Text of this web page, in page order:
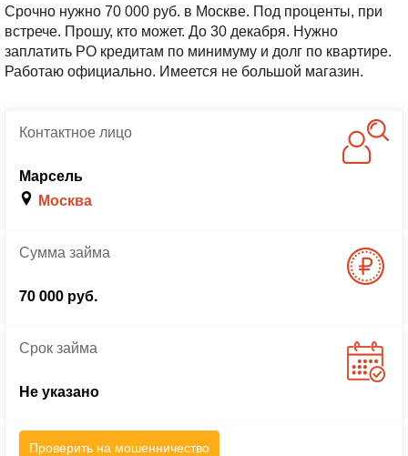
Срочно нужно 70 000 руб. в Москве. Под проценты, при
встрече. Прошу, кто может. До 30 декабря. Нужно
заплатить РО кредитам по минимуму и долг по квартире.
Работаю официально. Имеется не большой магазин.
Контактноелицо
Марсель
Москва
Суммазайма
70 000 руб.
Срокзайма
Не указано
Проверить на мошенничество